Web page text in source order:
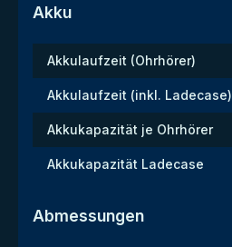
Akku
Akkulaufzeit (Ohrhörer)
Akkulaufzeit (inkl. Ladecase)
Akkukapazität je Ohrhörer
Akkukapazität Ladecase
Abmessungen